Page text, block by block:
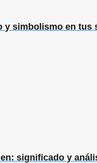
y simbolismo en tus
significado y